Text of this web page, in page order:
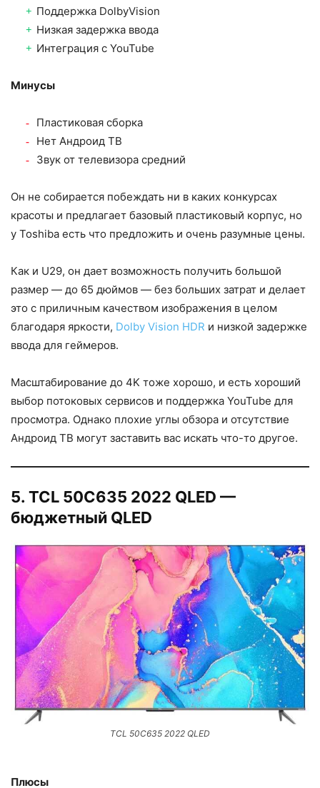
Поддержка DolbyVision
Низкая задержка ввода
Интеграция с YouTube
Минусы
Пластиковая сборка
Нет Андроид ТВ
Звук от телевизора средний
Он не собирается побеждать ни в каких конкурсах
красоты и предлагает базовый пластиковый корпус, но
у Toshiba есть что предложить и очень разумные цены.
Как и U29, он дает возможность получить большой
размер — до 65 дюймов — без больших затрат и делает
это с приличным качеством изображения в целом
благодаря яркости, Dolby Vision HDR и низкой задержке
ввода для геймеров.
Масштабирование до 4K тоже хорошо, и есть хороший
выбор потоковых сервисов и поддержка YouTube для
просмотра. Однако плохие углы обзора и отсутствие
Андроид ТВ могут заставить вас искать что-то другое.
5. TCL 50C635 2022 QLED —
бюджетный QLED
TCL 50C635 2022 QLED
Плюсы